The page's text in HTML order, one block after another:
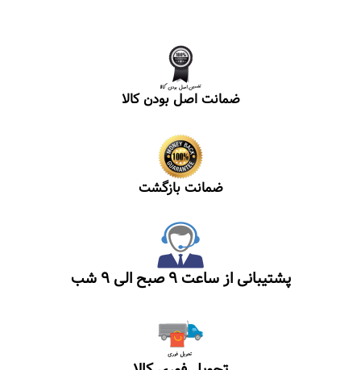
ضمانت اصل بودن کالا
ضمانت بازگشت
پشتیبانی از ساعت ۹ صبح الی ۹ شب